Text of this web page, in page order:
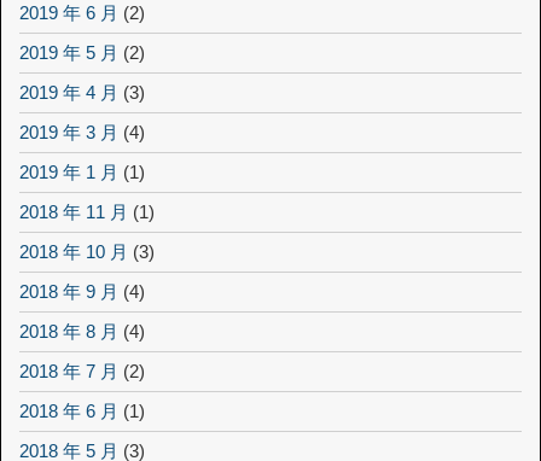
2019 年 6 月 (2)
2019 年 5 月 (2)
2019 年 4 月 (3)
2019 年 3 月 (4)
2019 年 1 月 (1)
2018 年 11 月 (1)
2018 年 10 月 (3)
2018 年 9 月 (4)
2018 年 8 月 (4)
2018 年 7 月 (2)
2018 年 6 月 (1)
2018 年 5 月 (3)